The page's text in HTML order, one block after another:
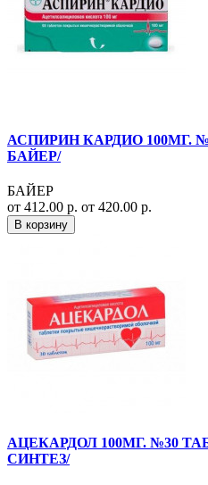
АСПИРИН КАРДИО 100МГ.
БАЙЕР/
БАЙЕР
от 412.00 р. от 420.00 р.
В корзину
АЦЕКАРДОЛ 100МГ. №30
СИНТЕЗ/